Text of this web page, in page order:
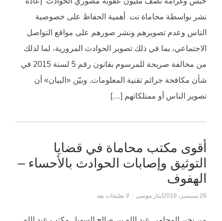
نشر بواسطة محاماة نت أهمية الحفاظ على خصوصية
الناس وعدم تصويرهم ونشر صورهم على مواقع التواصل
الاجتماعي، بما في ذلك تصوير الحوادث المرورية، لما لذلك
من مخالفة صريحة للمرسوم بقانون رقم 5 لسنة 2015 في
شأن مكافحة جرائم تقنية المعلومات. وبيّن «البيان» أن
تصوير الناس أو ممتلكاتهم […]
أقوى مكتب محاماة في قضايا
التوثيق وإصابات الحوادث بالأحساء –
الهفوف
26 سبتمبر، 2018 ايثار موسى / لا تعليقات بعد